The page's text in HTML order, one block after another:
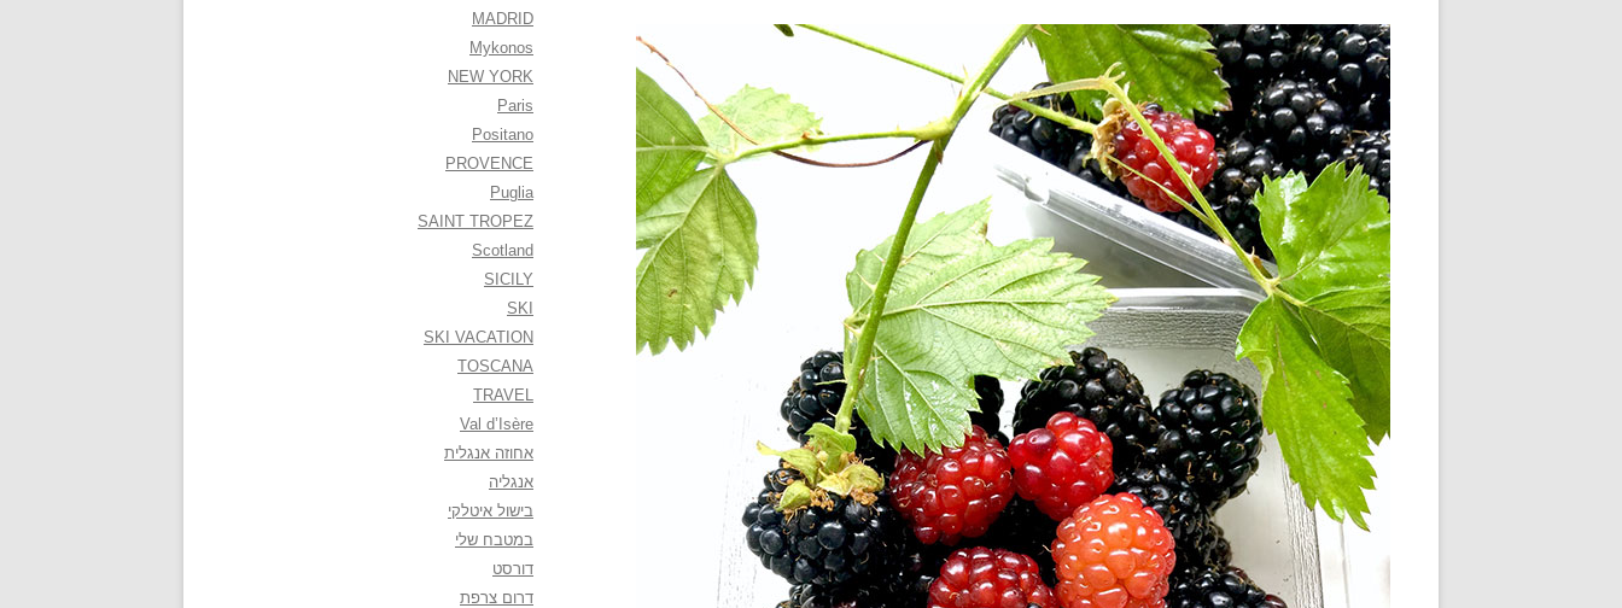
MADRID
Mykonos
NEW YORK
Paris
Positano
PROVENCE
Puglia
SAINT TROPEZ
Scotland
SICILY
SKI
SKI VACATION
TOSCANA
TRAVEL
Val d’Isère
אחוזה אנגלית
אנגליה
בישול איטלקי
במטבח שלי
דורסט
דרום צרפת